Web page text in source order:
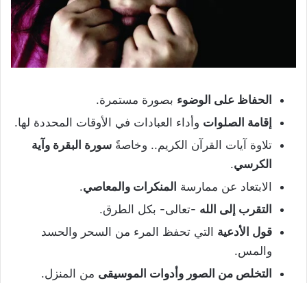
الحفاظ على الوضوء بصورة مستمرة.
إقامة الصلوات وأداء العبادات في الأوقات المحددة لها.
تلاوة آيات القرآن الكريم.. وخاصةً سورة البقرة وآية
الكرسي.
الابتعاد عن ممارسة المنكرات والمعاصي.
التقرب إلى الله -تعالى- بكل الطرق.
قول الأدعية التي تحفظ المرء من السحر والحسد
والمس.
التخلص من الصور وأدوات الموسيقى من المنزل.